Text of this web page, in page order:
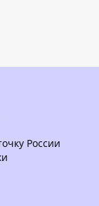
России